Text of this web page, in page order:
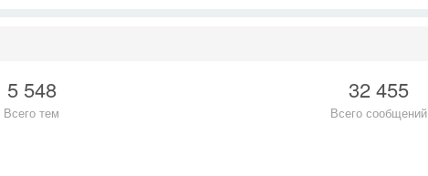
5 548
Всего тем
32 455
Всего сообщений